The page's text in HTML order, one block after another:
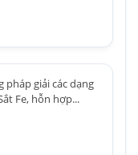
pháp giải các dạng
Fe, hỗn hợp...